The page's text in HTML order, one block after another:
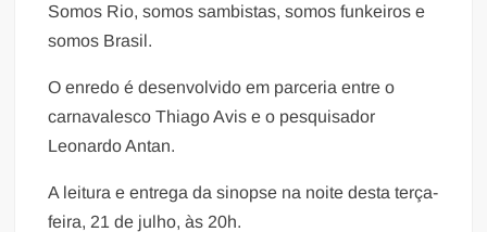
Somos Rio, somos sambistas, somos funkeiros e
somos Brasil.
O enredo é desenvolvido em parceria entre o
carnavalesco Thiago Avis e o pesquisador
Leonardo Antan.
A leitura e entrega da sinopse na noite desta terça-
feira, 21 de julho, às 20h.